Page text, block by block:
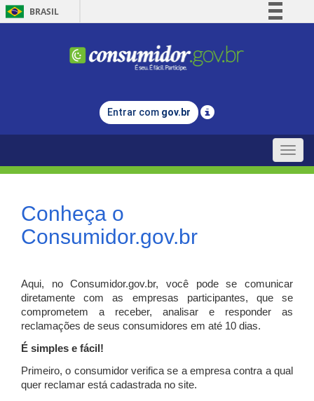
BRASIL
Comunica BR
Legislação
Entrar com gov.br
Toggle
Conheça o
Consumidor.gov.br
Aqui, no Consumidor.gov.br, você pode se comunicar
diretamente com as empresas participantes, que se
comprometem a receber, analisar e responder as
reclamações de seus consumidores em até 10 dias.
É simples e fácil!
Primeiro, o consumidor verifica se a empresa contra a qual
quer reclamar está cadastrada no site.